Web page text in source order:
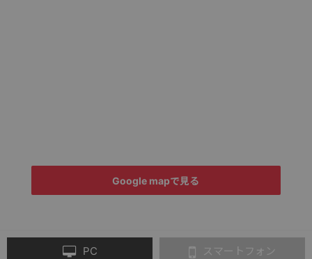
Google mapで見る
PC スマートフォン